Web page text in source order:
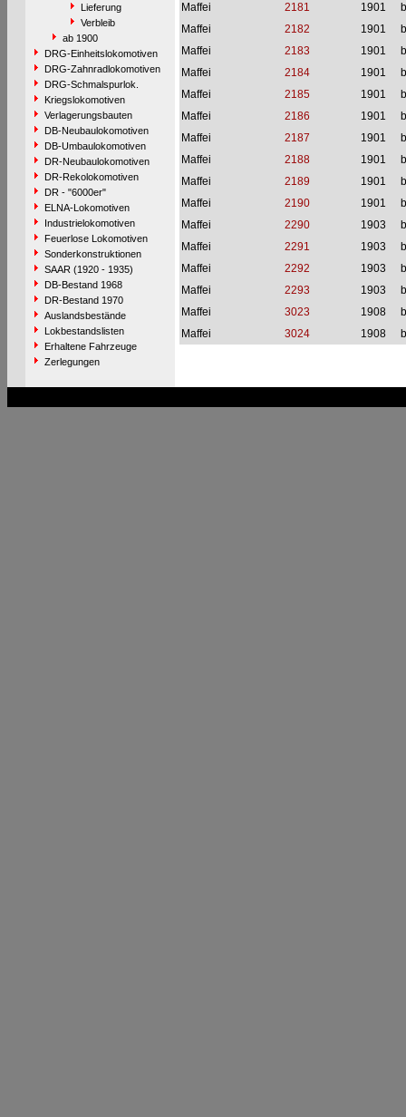
Lieferung
Verbleib
ab 1900
DRG-Einheitslokomotiven
DRG-Zahnradlokomotiven
DRG-Schmalspurlok.
Kriegslokomotiven
Verlagerungsbauten
DB-Neubaulokomotiven
DB-Umbaulokomotiven
DR-Neubaulokomotiven
DR-Rekolokomotiven
DR - "6000er"
ELNA-Lokomotiven
Industrielokomotiven
Feuerlose Lokomotiven
Sonderkonstruktionen
SAAR (1920 - 1935)
DB-Bestand 1968
DR-Bestand 1970
Auslandsbestände
Lokbestandslisten
Erhaltene Fahrzeuge
Zerlegungen
Maffei
2181 1901
Maffei
2182 1901
Maffei
2183 1901
Maffei
2184 1901
Maffei
2185 1901
Maffei
2186 1901
Maffei
2187 1901
Maffei
2188 1901
Maffei
2189 1901
Maffei
2190 1901
Maffei
2290 1903
Maffei
2291 1903
Maffei
2292 1903
Maffei
2293 1903
Maffei
3023 1908
Maffei
3024 1908